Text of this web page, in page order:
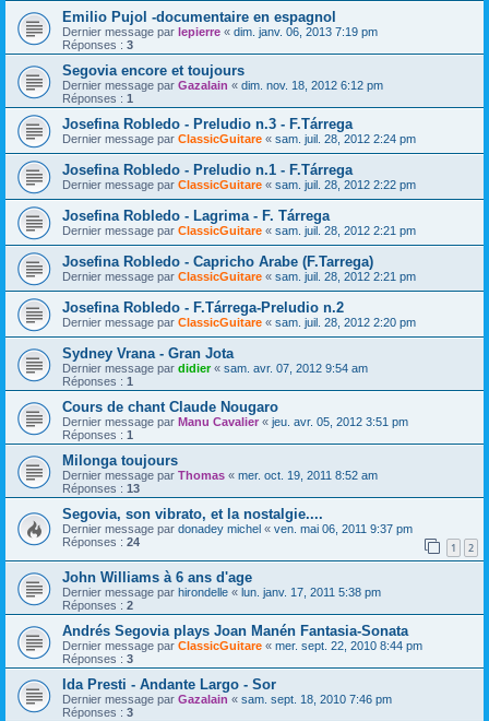
Emilio Pujol -documentaire en espagnol
Dernier message par lepierre « dim. janv. 06, 2013 7:19 pm
Réponses : 3
Segovia encore et toujours
Dernier message par Gazalain « dim. nov. 18, 2012 6:12 pm
Réponses : 1
Josefina Robledo - Preludio n.3 - F.Tárrega
Dernier message par ClassicGuitare « sam. juil. 28, 2012 2:24 pm
Josefina Robledo - Preludio n.1 - F.Tárrega
Dernier message par ClassicGuitare « sam. juil. 28, 2012 2:22 pm
Josefina Robledo - Lagrima - F. Tárrega
Dernier message par ClassicGuitare « sam. juil. 28, 2012 2:21 pm
Josefina Robledo - Capricho Arabe (F.Tarrega)
Dernier message par ClassicGuitare « sam. juil. 28, 2012 2:21 pm
Josefina Robledo - F.Tárrega-Preludio n.2
Dernier message par ClassicGuitare « sam. juil. 28, 2012 2:20 pm
Sydney Vrana - Gran Jota
Dernier message par didier« sam. avr. 07, 2012 9:54 am
Réponses : 1
Cours de chant Claude Nougaro
Dernier message par Manu Cavalier « jeu. avr. 05, 2012 3:51 pm
Réponses : 1
Milonga toujours
Dernier message par Thomas « mer. oct. 19, 2011 8:52 am
Réponses : 13
Segovia, son vibrato, et la nostalgie....
Dernier message par donadey michel « ven. mai 06, 2011 9:37 pm
Réponses : 24 1 2
John Williams à 6 ans d'age
Dernier message par hirondelle « lun. janv. 17, 2011 5:38 pm
Réponses : 2
Andrés Segovia plays Joan Manén Fantasia-Sonata
Dernier message par ClassicGuitare « mer. sept. 22, 2010 8:44 pm
Réponses : 3
Ida Presti - Andante Largo - Sor
Dernier message par Gazalain « sam. sept. 18, 2010 7:46 pm
Réponses : 3